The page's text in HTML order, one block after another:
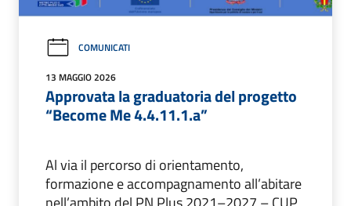
COMUNICATI
13 MAGGIO 2026
Approvata la graduatoria del progetto
“Become Me 4.4.11.1.a”
Al via il percorso di orientamento,
formazione e accompagnamento all’abitare